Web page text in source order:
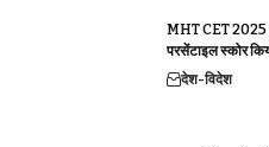
MHT CET 2025
परसेंटाइल स्कोर
देश-विदेश